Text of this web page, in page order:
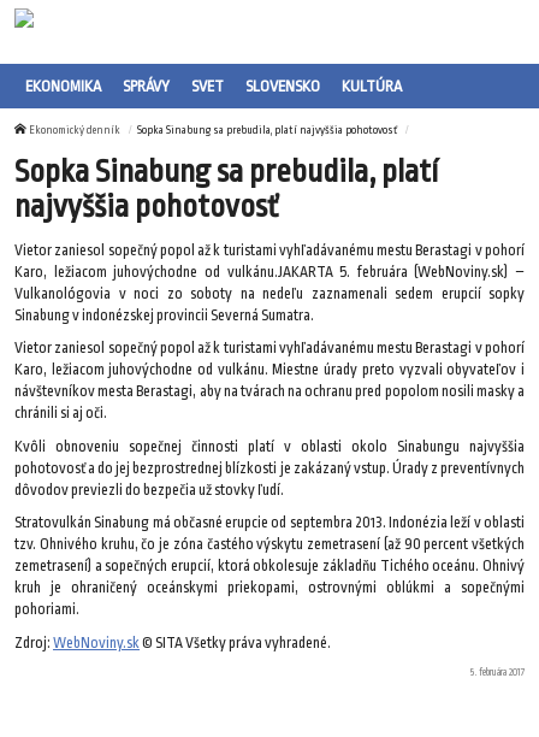
EKONOMIKA SPRÁVY SVET SLOVENSKO KULTÚRA
Ekonomický denník Sopka Sinabung sa prebudila, platí najvyššia pohotovosť
Sopka Sinabung sa prebudila, platí
najvyššia pohotovosť
Vietor zaniesol sopečný popol až k turistami vyhľadávanému mestu Berastagi v pohorí
Karo, ležiacom juhovýchodne od vulkánu.JAKARTA 5. februára (WebNoviny.sk) –
Vulkanológovia v noci zo soboty na nedeľu zaznamenali sedem erupcií sopky
Sinabung v indonézskej provincii Severná Sumatra.
Vietor zaniesol sopečný popol až k turistami vyhľadávanému mestu Berastagi v pohorí
Karo, ležiacom juhovýchodne od vulkánu. Miestne úrady preto vyzvali obyvateľov i
návštevníkov mesta Berastagi, aby na tvárach na ochranu pred popolom nosili masky a
chránili si aj oči.
Kvôli obnoveniu sopečnej činnosti platí v oblasti okolo Sinabungu najvyššia
pohotovosť a do jej bezprostrednej blízkosti je zakázaný vstup. Úrady z preventívnych
dôvodov previezli do bezpečia už stovky ľudí.
Stratovulkán Sinabung má občasné erupcie od septembra 2013. Indonézia leží v oblasti
tzv. Ohnivého kruhu, čo je zóna častého výskytu zemetrasení (až 90 percent všetkých
zemetrasení) a sopečných erupcií, ktorá obkolesuje základňu Tichého oceánu. Ohnivý
kruh je ohraničený oceánskymi priekopami, ostrovnými oblúkmi a sopečnými
pohoriami.
Zdroj: WebNoviny.sk © SITA Všetky práva vyhradené.
5. februára 2017